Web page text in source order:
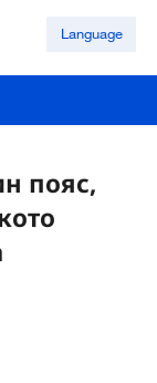
Language
пояс,